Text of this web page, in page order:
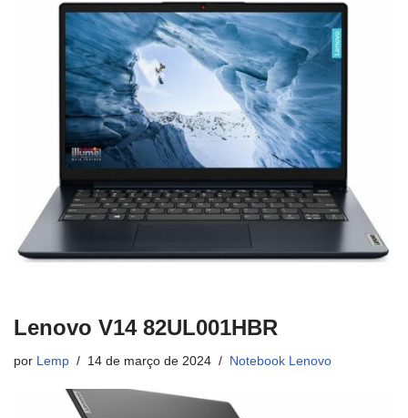
Lenovo V14 82UL001HBR
por Lemp 14 de março de 2024 Notebook Lenovo